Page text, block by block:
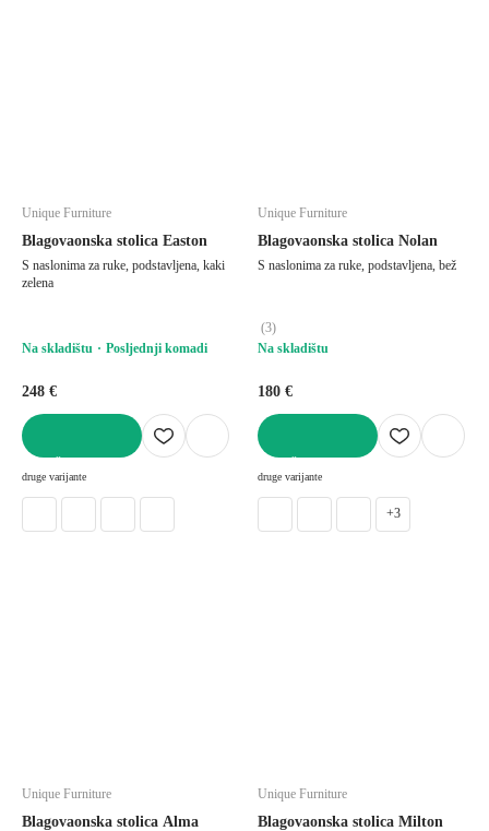
Unique Furniture
Blagovaonska stolica Easton
S naslonima za ruke, podstavljena, kaki
zelena
Na skladištu Posljednji komadi
248 €
druge varijante
Unique Furniture
Blagovaonska stolica Nolan
S naslonima za ruke, podstavljena, bež
(3)
Na skladištu
180 €
druge varijante
+3
Unique Furniture
Blagovaonska stolica Alma
Unique Furniture
Blagovaonska stolica Milton